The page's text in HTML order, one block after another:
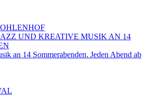
UND KREATIVE MUSIK AN 14
an 14 Sommerabenden. Jeden Abend ab